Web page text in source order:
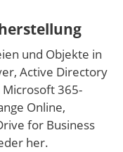
und Objekte in
Active Directory
Microsoft 365-
Online,
for Business
her.